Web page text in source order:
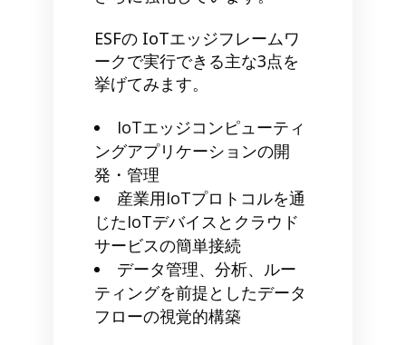
ESFの IoTエッジフレームワ
ークで実行できる主な3点を
挙げてみます。
IoTエッジコンピューティ
ングアプリケーションの開
発・管理
産業用IoTプロトコルを通
じたIoTデバイスとクラウド
サービスの簡単接続
データ管理、分析、ルー
ティングを前提としたデータ
フローの視覚的構築